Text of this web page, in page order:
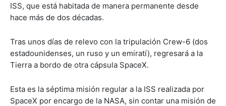
ISS, que está habitada de manera permanente desde
hace más de dos décadas.
Tras unos días de relevo con la tripulación Crew-6 (dos
estadounidenses, un ruso y un emiratí), regresará a la
Tierra a bordo de otra cápsula SpaceX.
Esta es la séptima misión regular a la ISS realizada por
SpaceX por encargo de la NASA, sin contar una misión de